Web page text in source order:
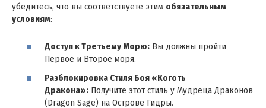
убедитесь, что вы соответствуете этим обязательным
условиям:
Доступ к Третьему Морю: Вы должны пройти
Первое и Второе моря.
Разблокировка Стиля Боя «Коготь
Дракона»: Получите этот стиль у Мудреца Драконов
(Dragon Sage) на Острове Гидры.